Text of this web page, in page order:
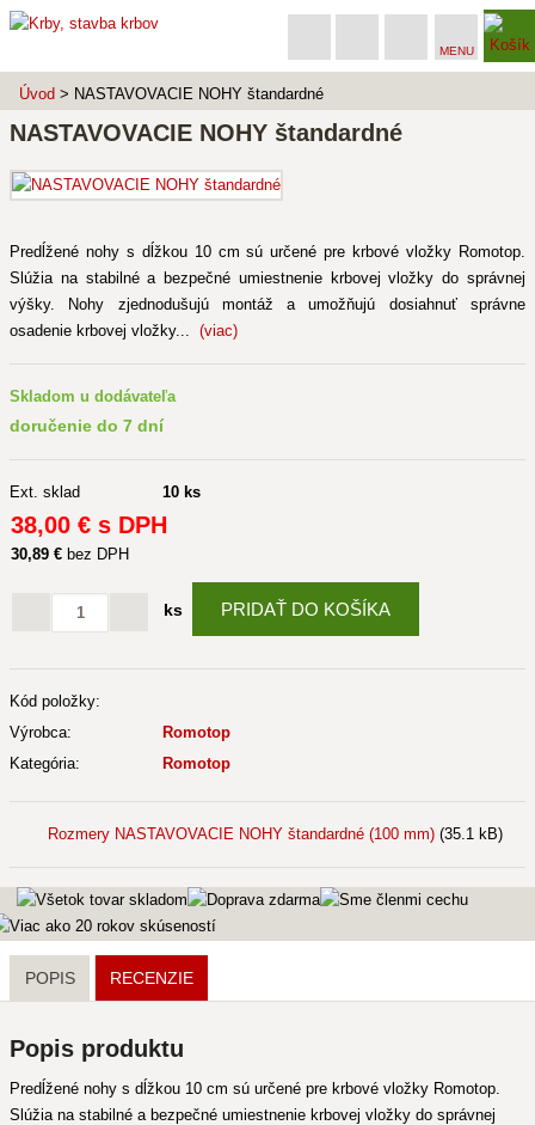
MENU
Úvod > NASTAVOVACIE NOHY štandardné
NASTAVOVACIE NOHY štandardné
Predĺžené nohy s dĺžkou 10 cm sú určené pre krbové vložky Romotop.
Slúžia na stabilné a bezpečné umiestnenie krbovej vložky do správnej
výšky. Nohy zjednodušujú montáž a umožňujú dosiahnuť správne
osadenie krbovej vložky... (viac)
Skladom u dodávateľa
doručenie do 7 dní
Ext. sklad 10 ks
38,00 € s DPH
30,89 € bez DPH
ks PRIDAŤ DO KOŠÍKA
Kód položky:
Výrobca:
Romotop
Kategória:
Romotop
Rozmery NASTAVOVACIE NOHY štandardné (100 mm) (35.1 kB)
POPIS RECENZIE
Popis produktu
Predĺžené nohy s dĺžkou 10 cm sú určené pre krbové vložky Romotop.
Slúžia na stabilné a bezpečné umiestnenie krbovej vložky do správnej